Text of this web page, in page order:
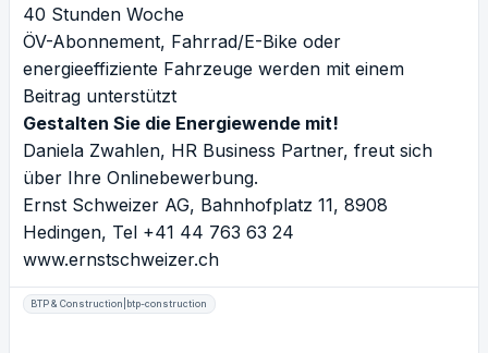
40 Stunden Woche
ÖV-Abonnement, Fahrrad/E-Bike oder
energieeffiziente Fahrzeuge werden mit einem
Beitrag unterstützt
Gestalten Sie die Energiewende mit!
Daniela Zwahlen, HR Business Partner, freut sich
über Ihre Onlinebewerbung.
Ernst Schweizer AG, Bahnhofplatz 11, 8908
Hedingen, Tel +41 44 763 63 24
www.ernstschweizer.ch
BTP & Construction|btp-construction